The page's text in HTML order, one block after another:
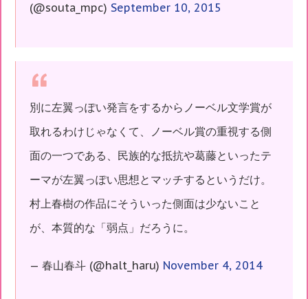
(@souta_mpc) September 10, 2015
別に左翼っぽい発言をするからノーベル文学賞が
取れるわけじゃなくて、ノーベル賞の重視する側
面の一つである、民族的な抵抗や葛藤といったテ
ーマが左翼っぽい思想とマッチするというだけ。
村上春樹の作品にそういった側面は少ないこと
が、本質的な「弱点」だろうに。
— 春山春斗 (@halt_haru) November 4, 2014